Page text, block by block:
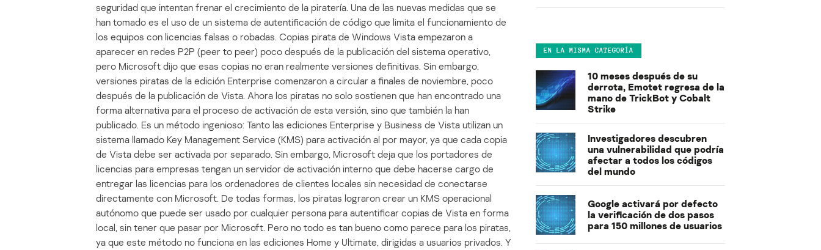
seguridad que intentan frenar el crecimiento de la piratería. Una de las nuevas medidas que se
han tomado es el uso de un sistema de autentificación de código que limita el funcionamiento de
los equipos con licencias falsas o robadas. Copias pirata de Windows Vista empezaron a
aparecer en redes P2P (peer to peer) poco después de la publicación del sistema operativo,
pero Microsoft dijo que esas copias no eran realmente versiones definitivas. Sin embargo,
versiones piratas de la edición Enterprise comenzaron a circular a finales de noviembre, poco
después de la publicación de Vista. Ahora los piratas no solo sostienen que han encontrado una
forma alternativa para el proceso de activación de esta versión, sino que también la han
publicado. Es un método ingenioso: Tanto las ediciones Enterprise y Business de Vista utilizan un
sistema llamado Key Management Service (KMS) para activación al por mayor, ya que cada copia
de Vista debe ser activada por separado. Sin embargo, Microsoft deja que los portadores de
licencias para empresas tengan un servidor de activación interno que debe hacerse cargo de
entregar las licencias para los ordenadores de clientes locales sin necesidad de conectarse
directamente con Microsoft. De todas formas, los piratas lograron crear un KMS operacional
autónomo que puede ser usado por cualquier persona para autentificar copias de Vista en forma
local, sin tener que pasar por Microsoft. Pero no todo es tan bueno como parece para los piratas,
ya que este método no funciona en las ediciones Home y Ultimate, dirigidas a usuarios privados. Y
EN LA MISMA CATEGORÍA
10 meses después de su
derrota, Emotet regresa de la
mano de TrickBot y Cobalt
Strike
Investigadores descubren
una vulnerabilidad que podría
afectar a todos los códigos
del mundo
Google activará por defecto
la verificación de dos pasos
para 150 millones de usuarios